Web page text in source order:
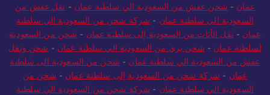
عمان - شحن عفش من السعودية الي سلطنة عمان - نقل عفش من
السعودية الي سلطنة عمان - شركة شحن من السعودية الي سلطنة
عمان - نقل الأثاث من السعودية إلى سلطنة عمان - شحن من السعودية
لسلطنة عمان - شحن بري من السعودية الي سلطنة عمان - شحن ونقل
عفش من السعودية الي سلطنة عمان - شحن من السعودية الى سلطنة
عمان - شركة شحن من السعودية إلى سلطنة عمان - شحن من
السعودية الي سلطنة عمان - شركة شحن من السعودية الي سلطنة